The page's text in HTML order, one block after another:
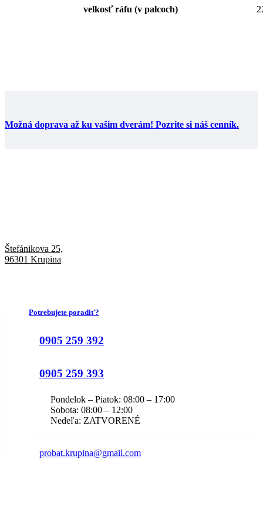
velkosť ráfu (v palcoch)
Možná doprava až ku vašim dverám! Pozrite si náš cenník.
Štefánikova 25,
96301 Krupina
Potrebujete poradiť?
0905 259 392
0905 259 393
Pondelok – Piatok: 08:00 – 17:00
Sobota: 08:00 – 12:00
Nedeľa: ZATVORENÉ
probat.krupina@gmail.com